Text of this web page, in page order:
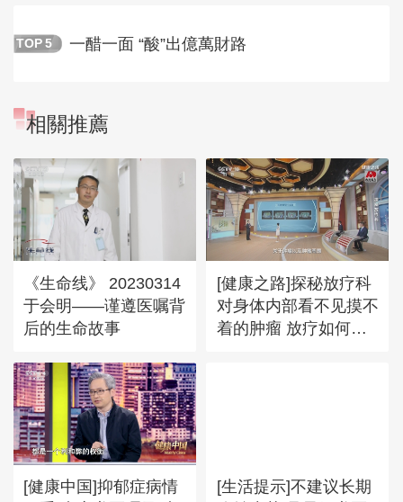
TOP 5 一醋一面 “酸”出億萬財路
相關推薦
《生命线》 20230314
于会明——谨遵医嘱背
后的生命故事
[健康之路]探秘放疗科
对身体内部看不见摸不
着的肿瘤 放疗如何保
[健康中国]抑郁症病情
[生活提示]不建议长期